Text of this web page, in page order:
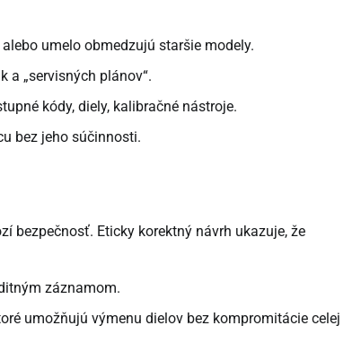
umelo obmedzujú staršie modely.
a „servisných plánov“.
kódy, diely, kalibračné nástroje.
bez jeho súčinnosti.
bezpečnosť. Eticky korektný návrh ukazuje, že
záznamom.
umožňujú výmenu dielov bez kompromitácie celej